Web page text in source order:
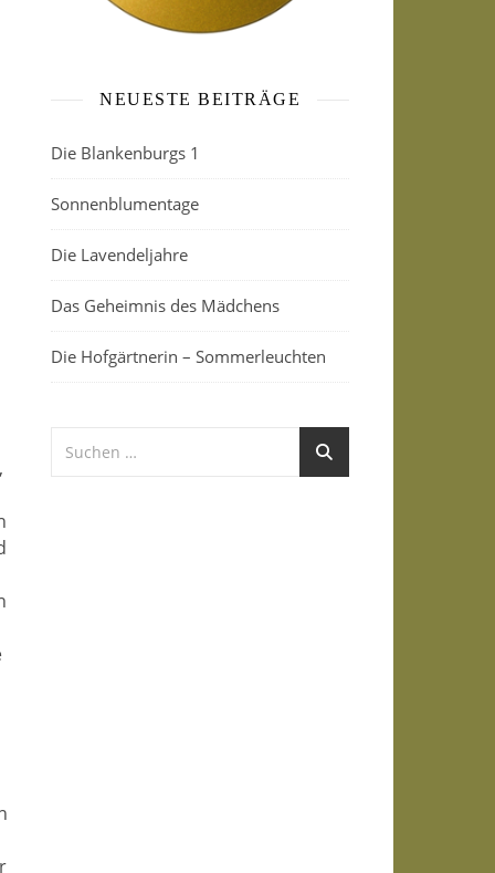
NEUESTE BEITRÄGE
Die Blankenburgs 1
Sonnenblumentage
Die Lavendeljahre
Das Geheimnis des Mädchens
Die Hofgärtnerin – Sommerleuchten